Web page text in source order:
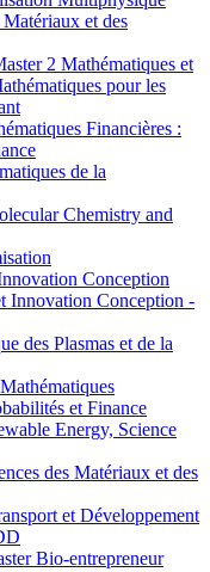
et des
2 Mathématiques et
pour les
Financières :
de la
Chemistry and
Conception
Innovation Conception -
des Plasmas et de la
et Finance
Energy, Science
des Matériaux et des
et Développement
Bio-entrepreneur